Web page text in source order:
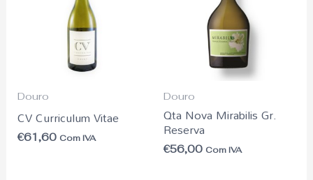
Douro
CV Curriculum Vitae
€61,60 Com IVA
Douro
Qta Nova Mirabilis Gr.
Reserva
€56,00 Com IVA